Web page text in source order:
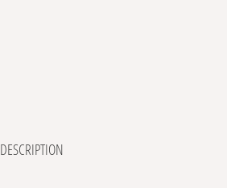
DESCRIPTION